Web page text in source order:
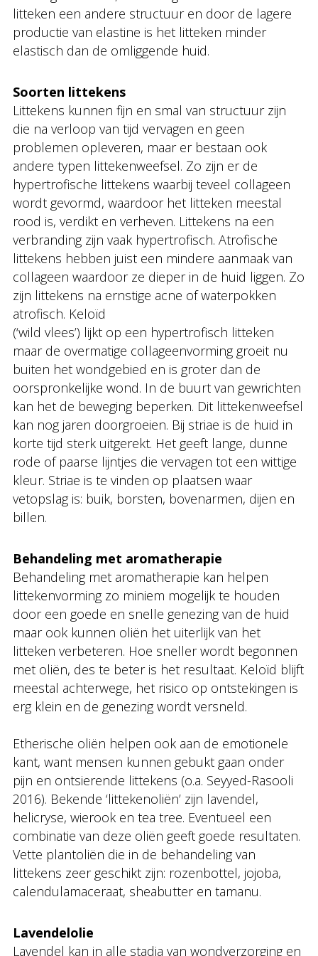
litteken een andere structuur en door de lagere
productie van elastine is het litteken minder
elastisch dan de omliggende huid.
Soorten littekens
Littekens kunnen fijn en smal van structuur zijn
die na verloop van tijd vervagen en geen
problemen opleveren, maar er bestaan ook
andere typen littekenweefsel. Zo zijn er de
hypertrofische littekens waarbij teveel collageen
wordt gevormd, waardoor het litteken meestal
rood is, verdikt en verheven. Littekens na een
verbranding zijn vaak hypertrofisch. Atrofische
littekens hebben juist een mindere aanmaak van
collageen waardoor ze dieper in de huid liggen. Zo
zijn littekens na ernstige acne of waterpokken
atrofisch. Keloïd
(‘wild vlees’) lijkt op een hypertrofisch litteken
maar de overmatige collageenvorming groeit nu
buiten het wondgebied en is groter dan de
oorspronkelijke wond. In de buurt van gewrichten
kan het de beweging beperken. Dit littekenweefsel
kan nog jaren doorgroeien. Bij striae is de huid in
korte tijd sterk uitgerekt. Het geeft lange, dunne
rode of paarse lijntjes die vervagen tot een wittige
kleur. Striae is te vinden op plaatsen waar
vetopslag is: buik, borsten, bovenarmen, dijen en
billen.
Behandeling met aromatherapie
Behandeling met aromatherapie kan helpen
littekenvorming zo miniem mogelijk te houden
door een goede en snelle genezing van de huid
maar ook kunnen oliën het uiterlijk van het
litteken verbeteren. Hoe sneller wordt begonnen
met oliën, des te beter is het resultaat. Keloïd blijft
meestal achterwege, het risico op ontstekingen is
erg klein en de genezing wordt versneld.
Etherische oliën helpen ook aan de emotionele
kant, want mensen kunnen gebukt gaan onder
pijn en ontsierende littekens (o.a. Seyyed-Rasooli
2016). Bekende ‘littekenoliën’ zijn lavendel,
helicryse, wierook en tea tree. Eventueel een
combinatie van deze oliën geeft goede resultaten.
Vette plantoliën die in de behandeling van
littekens zeer geschikt zijn: rozenbottel, jojoba,
calendulamaceraat, sheabutter en tamanu.
Lavendelolie
Lavendel kan in alle stadia van wondverzorging en